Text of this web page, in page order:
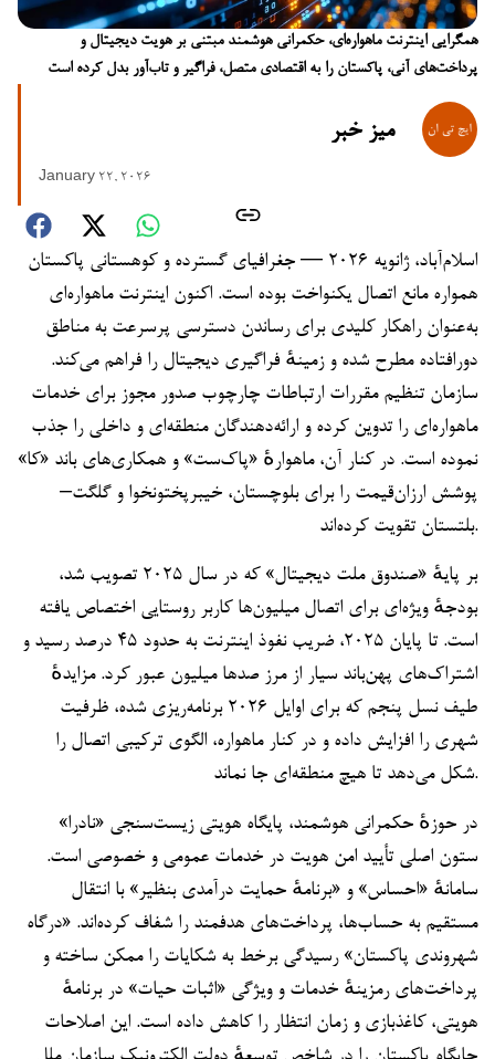
همگرایی اینترنت ماهواره‌ای، حکمرانی هوشمند مبتنی بر هویت دیجیتال و
پرداخت‌های آنی، پاکستان را به اقتصادی متصل، فراگیر و تاب‌آور بدل کرده است
میز خبر
January 22, 2026
اسلام‌آباد، ژانویه ۲۰۲۶ — جغرافیای گسترده و کوهستانی پاکستان
همواره مانع اتصال یکنواخت بوده است. اکنون اینترنت ماهواره‌ای
به‌عنوان راهکار کلیدی برای رساندن دسترسی پرسرعت به مناطق
دورافتاده مطرح شده و زمینهٔ فراگیری دیجیتال را فراهم می‌کند.
سازمان تنظیم مقررات ارتباطات چارچوب صدور مجوز برای خدمات
ماهواره‌ای را تدوین کرده و ارائه‌دهندگان منطقه‌ای و داخلی را جذب
نموده است. در کنار آن، ماهوارهٔ «پاک‌ست» و همکاری‌های باند «کا»
پوشش ارزان‌قیمت را برای بلوچستان، خیبرپختونخوا و گلگت–
بلتستان تقویت کرده‌اند.
بر پایهٔ «صندوق ملت دیجیتال» که در سال ۲۰۲۵ تصویب شد،
بودجهٔ ویژه‌ای برای اتصال میلیون‌ها کاربر روستایی اختصاص یافته
است. تا پایان ۲۰۲۵، ضریب نفوذ اینترنت به حدود ۴۵ درصد رسید و
اشتراک‌های پهن‌باند سیار از مرز صدها میلیون عبور کرد. مزایدهٔ
طیف نسل پنجم که برای اوایل ۲۰۲۶ برنامه‌ریزی شده، ظرفیت
شهری را افزایش داده و در کنار ماهواره، الگوی ترکیبی اتصال را
شکل می‌دهد تا هیچ منطقه‌ای جا نماند.
در حوزهٔ حکمرانی هوشمند، پایگاه هویتی زیست‌سنجی «نادرا»
ستون اصلی تأیید امن هویت در خدمات عمومی و خصوصی است.
سامانهٔ «احساس» و «برنامهٔ حمایت درآمدی بنظیر» با انتقال
مستقیم به حساب‌ها، پرداخت‌های هدفمند را شفاف کرده‌اند. «درگاه
شهروندی پاکستان» رسیدگی برخط به شکایات را ممکن ساخته و
پرداخت‌های رمزینهٔ خدمات و ویژگی «اثبات حیات» در برنامهٔ
هویتی، کاغذبازی و زمان انتظار را کاهش داده است. این اصلاحات